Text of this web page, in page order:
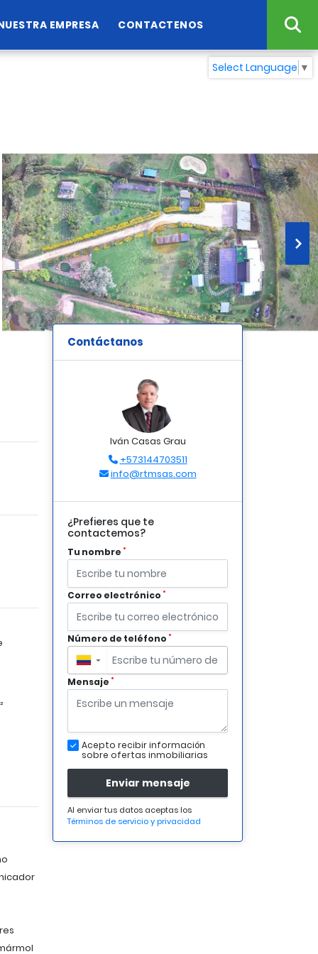
EMPRESA CONTACTENOS
Select Language ▼
Contáctanos
Iván Casas Grau
+573144703511
info@rtmsas.com
¿Prefieres que te
contactemos?
Tu nombre *
Correo electrónico *
Número de teléfono *
▼
Mensaje *
Acepto recibir información
sobre ofertas inmobiliarias
Enviar mensaje
Al enviar tus datos aceptas los
Términos de servicio y privacidad